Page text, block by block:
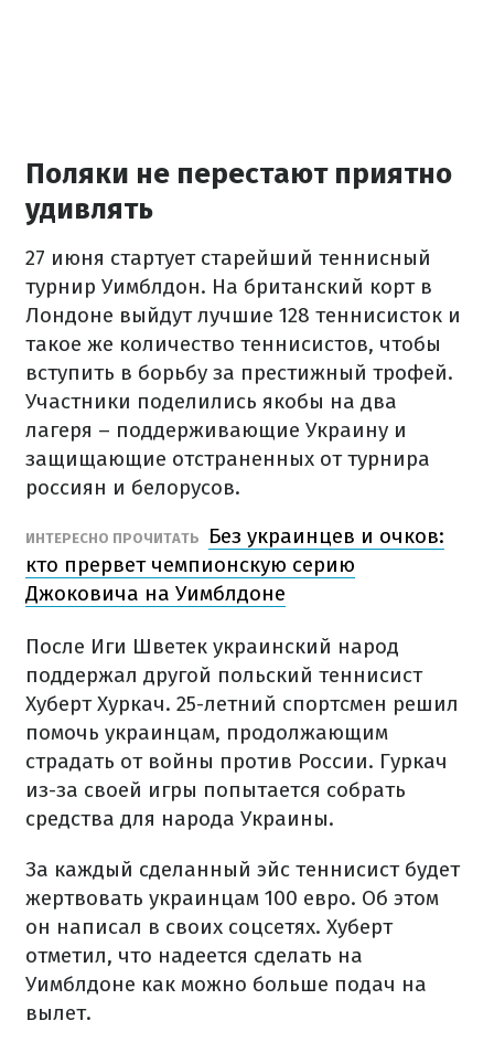
Поляки не перестают приятно
удивлять
27 июня стартует старейший теннисный
турнир Уимблдон. На британский корт в
Лондоне выйдут лучшие 128 теннисисток и
такое же количество теннисистов, чтобы
вступить в борьбу за престижный трофей.
Участники поделились якобы на два
лагеря – поддерживающие Украину и
защищающие отстраненных от турнира
россиян и белорусов.
ИНТЕРЕСНО ПРОЧИТАТЬ
Без украинцев и очков:
кто прервет чемпионскую серию
Джоковича на Уимблдоне
После Иги Шветек украинский народ
поддержал другой польский теннисист
Хуберт Хуркач. 25-летний спортсмен решил
помочь украинцам, продолжающим
страдать от войны против России. Гуркач
из-за своей игры попытается собрать
средства для народа Украины.
За каждый сделанный эйс теннисист будет
жертвовать украинцам 100 евро. Об этом
он написал в своих соцсетях. Хуберт
отметил, что надеется сделать на
Уимблдоне как можно больше подач на
вылет.